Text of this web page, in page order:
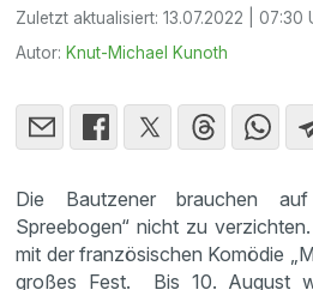
Zuletzt aktualisiert:13.07.2022 | 07:30
Autor: Knut-Michael Kunoth
Die Bautzener brauchen
Spreebogen“ nicht zu
mit der französischen Komödie
großes Fest. Bis 10. August